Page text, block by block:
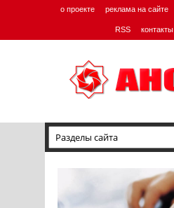
о проекте реклама на сайте
RSS контакты